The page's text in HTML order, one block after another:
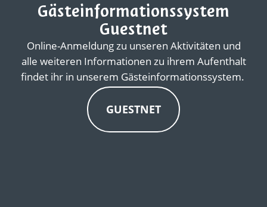
Gästeinformationssystem
Guestnet
Online-Anmeldung zu unseren Aktivitäten und
alle weiteren Informationen zu ihrem Aufenthalt
findet ihr in unserem Gästeinformationssystem.
GUESTNET